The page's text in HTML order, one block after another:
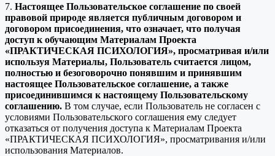
7. Настоящее Пользовательское соглашение по своей
правовой природе является публичным договором и
договором присоединения, что означает, что получая
доступ к обучающим Материалам Проекта
«ПРАКТИЧЕСКАЯ ПСИХОЛОГИЯ», просматривая и/или
используя Материалы, Пользователь считается лицом,
полностью и безоговорочно понявшим и принявшим
настоящее Пользовательское соглашение, а также
присоединившимся к настоящему Пользовательскому
соглашению. В том случае, если Пользователь не согласен с
условиями Пользовательского соглашения ему следует
отказаться от получения доступа к Материалам Проекта
«ПРАКТИЧЕСКАЯ ПСИХОЛОГИЯ», просматривания и/или
использования Материалов.